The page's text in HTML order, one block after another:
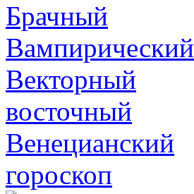
Брачный
Вампирический
Векторный
восточный
Венецианский
гороскоп